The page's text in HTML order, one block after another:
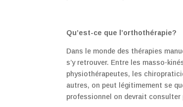
Qu’est-ce que l’orthothérapie?
Dans le monde des thérapies
s’y retrouver. Entre les masso-
physiothérapeutes, les
autres, on peut légitimement se
professionnel on devrait consulter